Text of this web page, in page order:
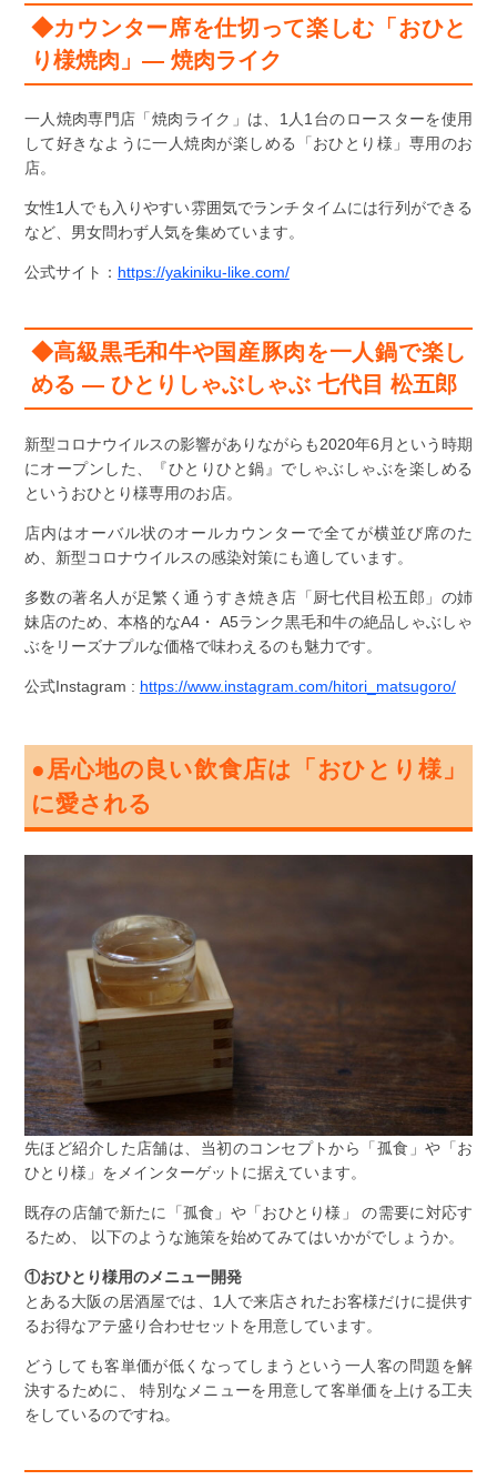
◆カウンター席を仕切って楽しむ「おひと
り様焼肉」― 焼肉ライク
一人焼肉専門店「焼肉ライク」は、1人1台のロースターを使用
して好きなように一人焼肉が楽しめる「おひとり様」専用のお
店。
女性1人でも入りやすい雰囲気でランチタイムには行列ができる
など、男女問わず人気を集めています。
公式サイト： https://yakiniku-like.com/
◆高級黒毛和牛や国産豚肉を一人鍋で楽し
める ― ひとりしゃぶしゃぶ 七代目 松五郎
新型コロナウイルスの影響がありながらも2020年6月という時期
にオープンした、『ひとりひと鍋』でしゃぶしゃぶを楽しめる
というおひとり様専用のお店。
店内はオーバル状のオールカウンターで全てが横並び席のた
め、新型コロナウイルスの感染対策にも適しています。
多数の著名人が足繁く通うすき焼き店「厨七代目松五郎」の姉
妹店のため、本格的なA4・ A5ランク黒毛和牛の絶品しゃぶしゃ
ぶをリーズナプルな価格で味わえるのも魅力です。
公式Instagram : https://www.instagram.com/hitori_matsugoro/
●居心地の良い飲食店は「おひとり様」
に愛される
先ほど紹介した店舗は、当初のコンセプトから「孤食」や「お
ひとり様」をメインターゲットに据えています。
既存の店舗で新たに「孤食」や「おひとり様」 の需要に対応す
るため、 以下のような施策を始めてみてはいかがでしょうか。
①おひとり様用のメニュー開発
とある大阪の居酒屋では、1人で来店されたお客様だけに提供す
るお得なアテ盛り合わせセットを用意しています。
どうしても客単価が低くなってしまうという一人客の問題を解
決するために、 特別なメニューを用意して客単価を上ける工夫
をしているのですね。